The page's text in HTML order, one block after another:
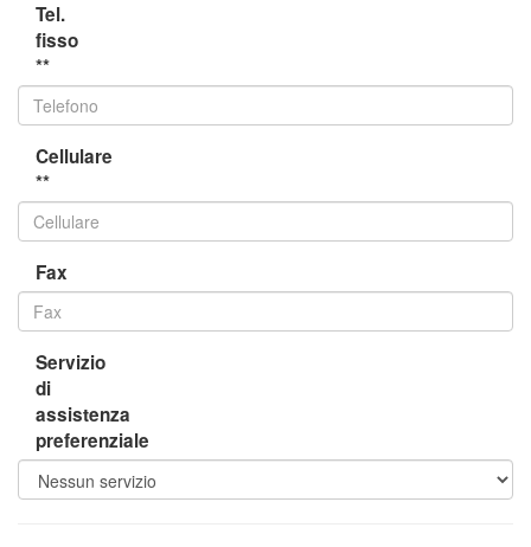
Tel.
fisso
**
Cellulare
**
Fax
Servizio
di
assistenza
preferenziale